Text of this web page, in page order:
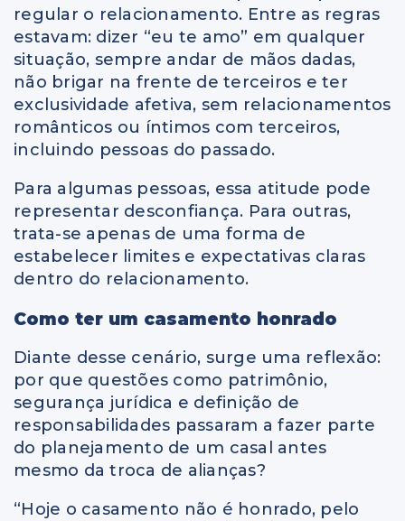
regular o relacionamento. Entre as regras
estavam: dizer “eu te amo” em qualquer
situação, sempre andar de mãos dadas,
não brigar na frente de terceiros e ter
exclusividade afetiva, sem relacionamentos
românticos ou íntimos com terceiros,
incluindo pessoas do passado.
Para algumas pessoas, essa atitude pode
representar desconfiança. Para outras,
trata-se apenas de uma forma de
estabelecer limites e expectativas claras
dentro do relacionamento.
Como ter um casamento honrado
Diante desse cenário, surge uma reflexão:
por que questões como patrimônio,
segurança jurídica e definição de
responsabilidades passaram a fazer parte
do planejamento de um casal antes
mesmo da troca de alianças?
“Hoje o casamento não é honrado, pelo